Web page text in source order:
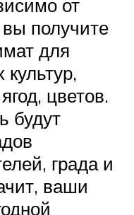
от
вы получите
для
цветов.
будут
града и
ваши